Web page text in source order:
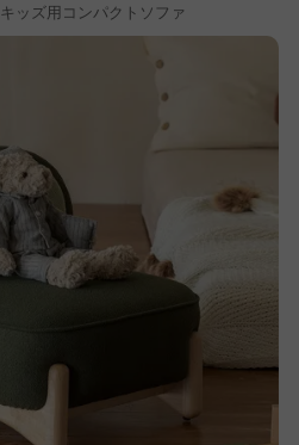
キッズ用コンパクトソファ